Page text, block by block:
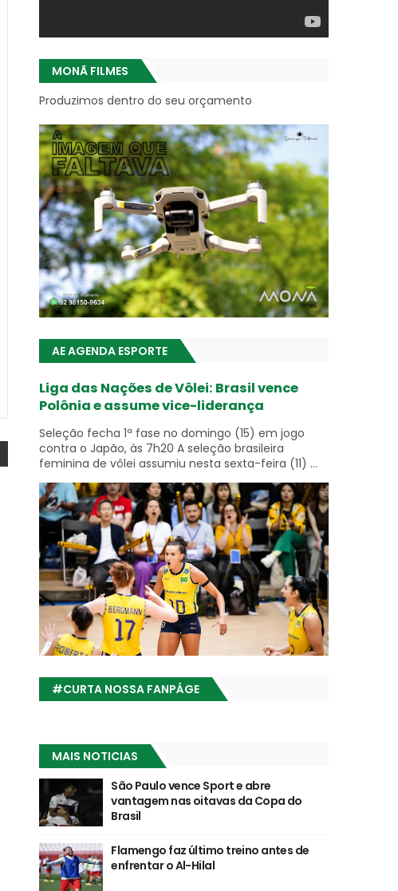
MONÃ FILMES
Produzimos dentro do seu orçamento
AE AGENDA ESPORTE
Liga das Nações de Vôlei: Brasil vence
Polônia e assume vice-liderança
Seleção fecha 1ª fase no domingo (15) em jogo
contra o Japão, às 7h20 A seleção brasileira
feminina de vôlei assumiu nesta sexta-feira (11) ...
#CURTA NOSSA FANPÁGE
MAIS NOTICIAS
São Paulo vence Sport e abre
vantagem nas oitavas da Copa do
Brasil
Flamengo faz último treino antes de
enfrentar o Al-Hilal